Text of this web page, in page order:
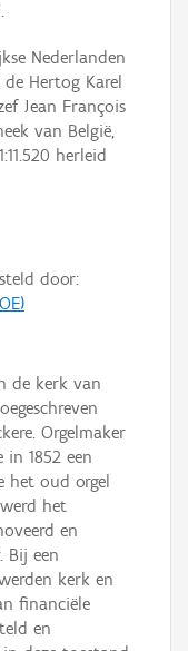
Nederlanden
Hertog Karel
Jean François
van België,
herleid
door:
de kerk van
Orgelmaker
1852 een
het oud orgel
het
en
Bij een
kerk en
financiële
en